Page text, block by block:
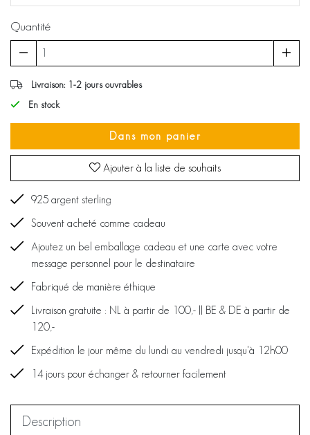
Quantité
Livraison: 1-2 jours ouvrables
En stock
Dans mon panier
Ajouter à la liste de souhaits
925 argent sterling
Souvent acheté comme cadeau
Ajoutez un bel emballage cadeau et une carte avec votre
message personnel pour le destinataire
Fabriqué de manière éthique
Livraison gratuite : NL à partir de 100,- || BE & DE à partir de
120,-
Expédition le jour même du lundi au vendredi jusqu'à 12h00
14 jours pour échanger & retourner facilement
Description